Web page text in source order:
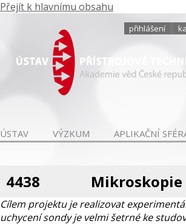
Přejít k hlavnímu obsahu
přihlášení
ÚSTAV VÝZKUM APLIKAČNÍ
4438
Cílem projektu je realizovat
uchycení sondy je velmi šetrné ke